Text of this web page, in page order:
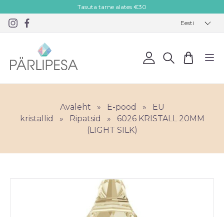
Tasuta tarne alates €30
Eesti
Avaleht » E-pood »
EU
kristallid
» Ripatsid »
6026 KRISTALL 20MM
(LIGHT SILK)